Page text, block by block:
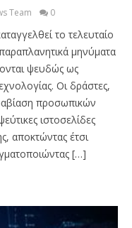
Team 0
το τελευταίο
μηνύματα
ψευδώς ως
Οι δράστες,
προσωπικών
ιστοσελίδες
αποκτώντας έτσι
[…]